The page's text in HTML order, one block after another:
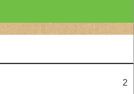
2